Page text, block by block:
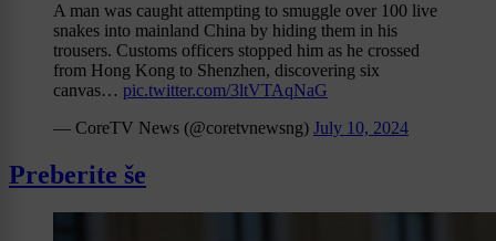
A man was caught attempting to smuggle over 100 live
snakes into mainland China by hiding them in his
trousers. Customs officers stopped him as he crossed
from Hong Kong to Shenzhen, discovering six
canvas… pic.twitter.com/3ltVTAqNaG
— CoreTV News (@coretvnewsng) July 10, 2024
Preberite še